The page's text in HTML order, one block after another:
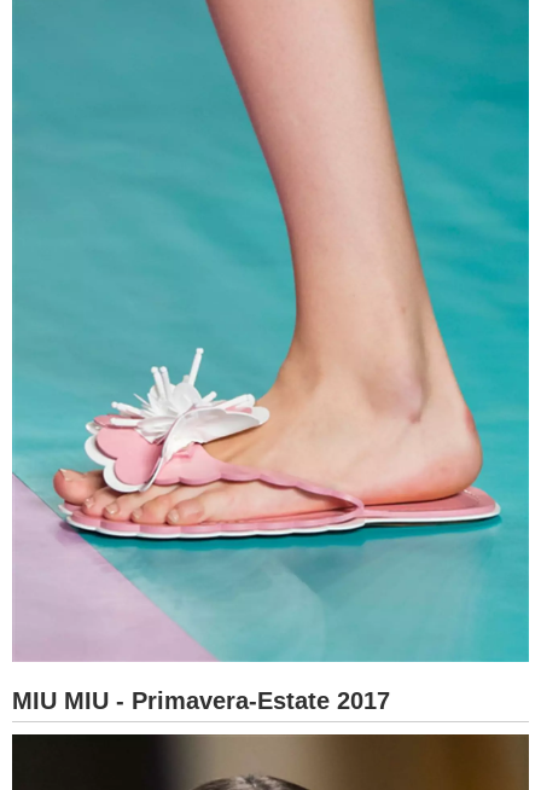
MIU MIU - Primavera-Estate 2017